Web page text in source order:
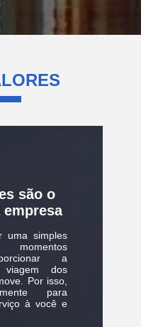
são o
uma simples
momentos
a
dos
Por isso,
para
à você e